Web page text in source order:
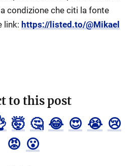
condizione che citi la fonte
link: https://listed.to/@Mikael
to this post
🤯 🤔 😂 😍 😭 😢
😡 😮